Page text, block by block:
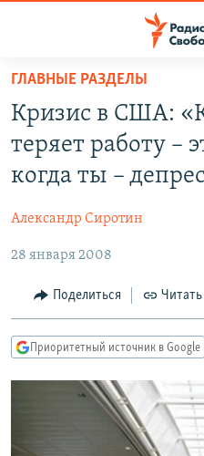
упрощенного
доступа
основному
Вернутся
навигации
Вернутся
поиску
ПОДКАСТЫ
АВТОРСКИЕ ПРОЕКТЫ
МНЕНИЯ
КУЛЬТУРА
IDEL.РЕАЛИИ
СЕВЕР.РЕАЛИИ
СИБИРЬ.РЕАЛИИ
РАСПИСАНИЕ ВЕЩАНИЯ
ГЛАВНЫЕ РАЗДЕЛЫ
Кризис в США:
теряет работу –
когда ты –
Александр Сиротин
28 января 2008
Поделиться Читать
Приоритетный источник в Google